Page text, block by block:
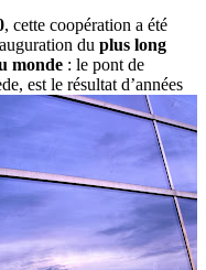
, cette coopération a été
du plus long
monde : le pont de
est le résultat d’années